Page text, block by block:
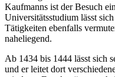
Kaufmanns ist der Besuch
Universitätsstudium lässt
Tätigkeiten ebenfalls
naheliegend.
Ab 1434 bis 1444 lässt sich
und er leitet dort